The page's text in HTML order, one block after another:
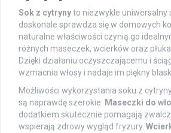
Sok z cytrynyto niezwykle uniwersalny
doskonale sprawdza się w domowych
naturalne właściwości czynią go
różnych maseczek, wcierków oraz
Dzięki działaniu oczyszczającemu i
wzmacnia włosy i nadaje im piękny
Możliwości wykorzystania soku z
są naprawdę szerokie. Maseczki do
dodatkiem skutecznie pomagają
wspierają zdrowy wygląd fryzury.